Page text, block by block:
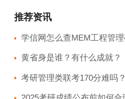
推荐资讯
学信网怎么查MEM工程管
黄省身是谁？有什么成就？